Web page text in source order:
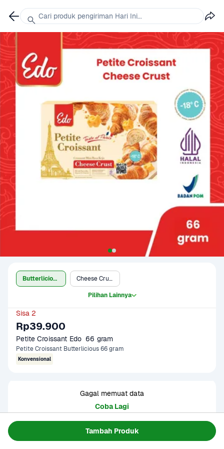
Tambah Produk
Butterlicious Cheese Crust
Pilihan Lainnya
Sisa 2
Rp39.900
Petite Croissant Edo  66 gram
Petite Croissant Butterlicious 66 gram
Konvensional
Gagal memuat data
Coba Lagi
Informasi Produk
Cari produk pengiriman Hari Ini...